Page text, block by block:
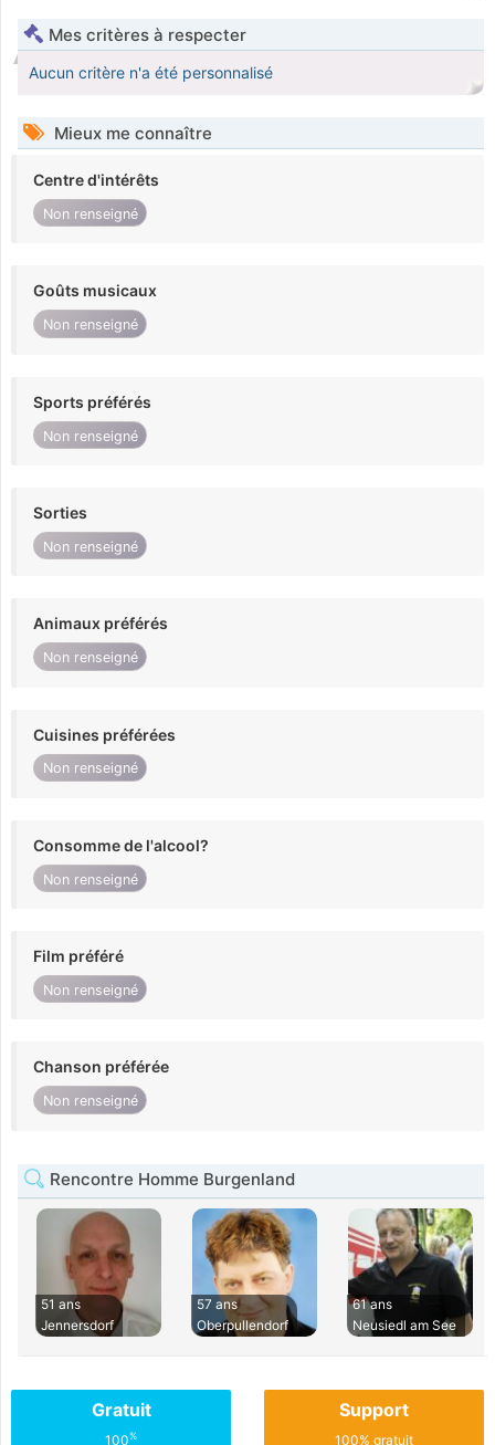
Mes critères à respecter
Aucun critère n'a été personnalisé
Mieux me connaître
Centre d'intérêts
Non renseigné
Goûts musicaux
Non renseigné
Sports préférés
Non renseigné
Sorties
Non renseigné
Animaux préférés
Non renseigné
Cuisines préférées
Non renseigné
Consomme de l'alcool?
Non renseigné
Film préféré
Non renseigné
Chanson préférée
Non renseigné
Rencontre Homme Burgenland
51 ans
Jennersdorf
57 ans
Oberpullendorf
61 ans
Neusiedl am See
Gratuit
100%
Support
100% gratuit